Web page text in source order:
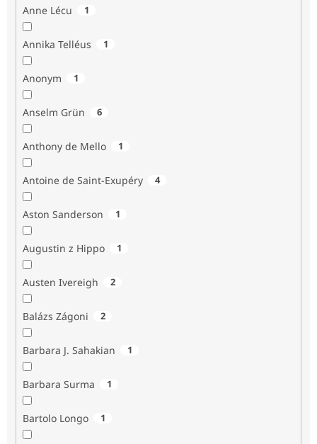
Anne Lécu 1
Annika Telléus 1
Anonym 1
Anselm Grün 6
Anthony de Mello 1
Antoine de Saint-Exupéry 4
Aston Sanderson 1
Augustin z Hippo 1
Austen Ivereigh 2
Balázs Zágoni 2
Barbara J. Sahakian 1
Barbara Surma 1
Bartolo Longo 1